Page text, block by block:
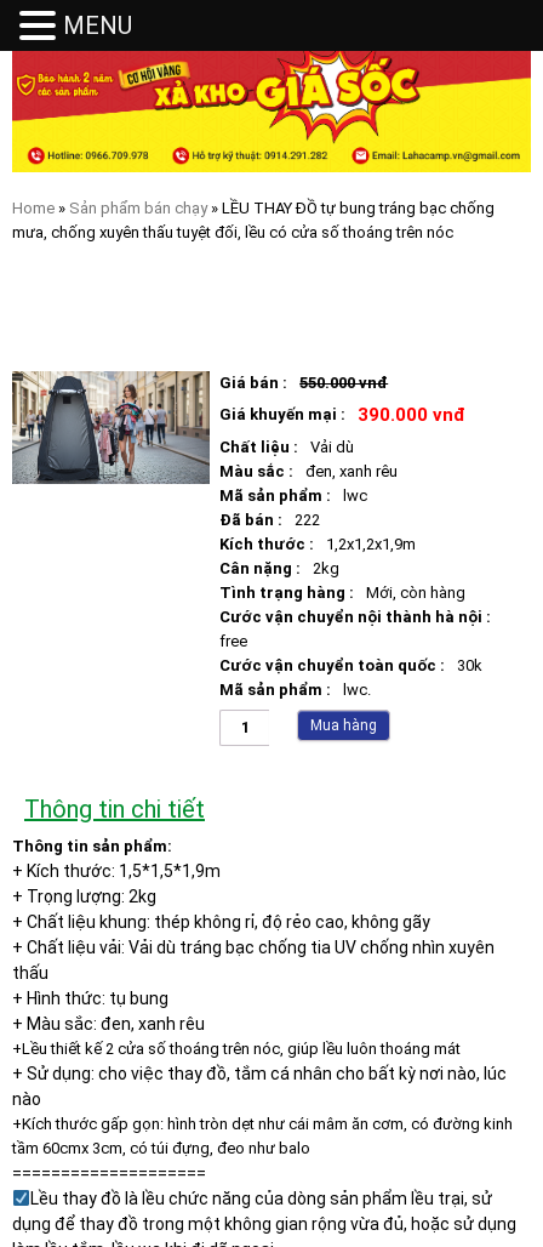
Home » Sản phẩm bán chạy» LỀU THAY ĐỒ tự bung tráng bạc chống
mưa, chống xuyên thấu tuyệt đối, lều có cửa số thoáng trên nóc
Giá bán :
550.000 vnđ
Giá khuyến mại :
390.000 vnđ
Chất liệu :
Vải dù
Màu sắc :
đen, xanh rêu
Mã sản phẩm :
lwc
Đã bán :
222
Kích thước :
1,2x1,2x1,9m
Cân nặng :
2kg
Tình trạng hàng :
Mới, còn hàng
Cước vận chuyển nội thành hà nội :
free
Cước vận chuyển toàn quốc :
30k
Mã sản phẩm :
lwc.
Mua hàng
Thông tin chi tiết
Thông tin sản phẩm:
+ Kích thước: 1,5*1,5*1,9m
+ Trọng lượng: 2kg
+ Chất liệu khung: thép không rỉ, độ rẻo cao, không gãy
+ Chất liệu vải: Vải dù tráng bạc chống tia UV chống nhìn xuyên
thấu
+ Hình thức: tụ bung
+ Màu sắc: đen, xanh rêu
+Lều thiết kế 2 cửa số thoáng trên nóc, giúp lều luôn thoáng mát
+ Sử dụng: cho việc thay đồ, tắm cá nhân cho bất kỳ nơi nào, lúc
nào
+Kích thước gấp gọn: hình tròn dẹt như cái mâm ăn cơm, có đường kinh
tầm 60cmx 3cm, có túi đựng, đeo như balo
====================
Lều thay đồ là lều chức năng của dòng sản phẩm lều trại, sử
dụng để thay đồ trong một không gian rộng vừa đủ, hoặc sử dụng
MENU
MENU